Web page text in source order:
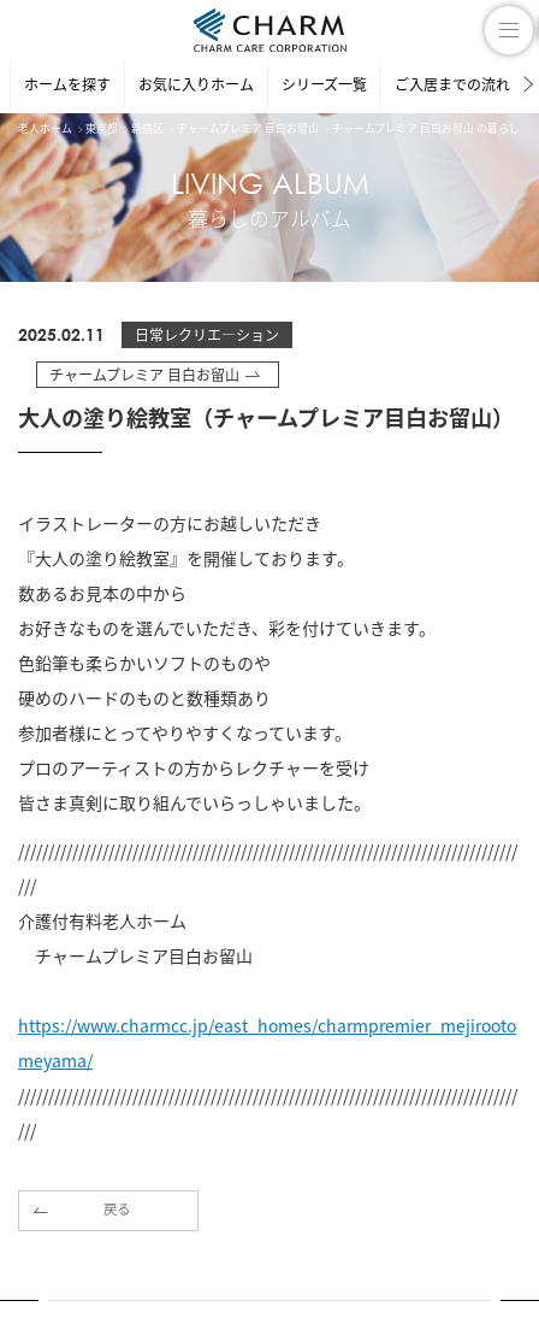
ホームを探す お気に入りホーム シリーズ一覧 ご入居までの流れ
老人ホーム 東京都 新宿区 チャームプレミア 目白お留山 チャームプレミア 目白お留山 の暮らしの
LIVING ALBUM
暮らしのアルバム
2025.02.11
日常レクリエ―ション
チャームプレミア 目白お留山
大人の塗り絵教室（チャームプレミア目白お留山）
イラストレーターの方にお越しいただき
『大人の塗り絵教室』を開催しております。
数あるお見本の中から
お好きなものを選んでいただき、彩を付けていきます。
色鉛筆も柔らかいソフトのものや
硬めのハードのものと数種類あり
参加者様にとってやりやすくなっています。
プロのアーティストの方からレクチャーを受け
皆さま真剣に取り組んでいらっしゃいました。
///////////////////////////////////////////////////////////////////////////////////
///
介護付有料老人ホーム
チャームプレミア目白お留山
https://www.charmcc.jp/east_homes/charmpremier_mejirooto
meyama/
///////////////////////////////////////////////////////////////////////////////////
///
戻る